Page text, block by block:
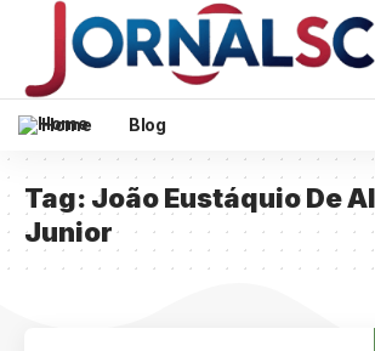
Home Blog
Tag: João Eustáquio De
Junior